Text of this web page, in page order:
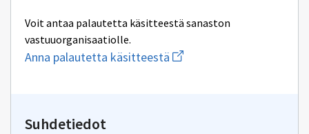
Voit antaa palautetta käsitteestä sanaston
vastuuorganisaatiolle.
Anna palautetta käsitteestä Aloita
uuden
Suhdetiedot